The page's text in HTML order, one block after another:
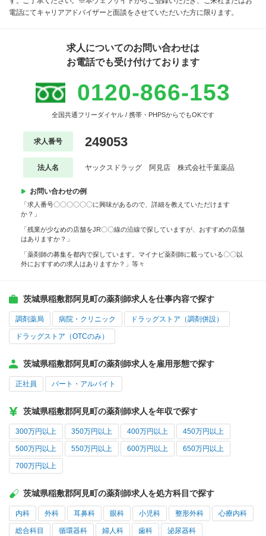
電話にてキャリアアドバイザーと面談をさせていただいた方に限ります。
求人についてのお問い合わせは
お電話でも受け付けております
0120-866-153
全国共通フリーダイヤル / 携帯・PHPSからでもOKです
求人番号 249053
法人名 ヤックスドラッグ 阿見店 株式会社千葉薬品
お問い合わせの例
「求人番号〇〇〇〇〇〇に興味があるので、詳細を教えていただけます
か？」
「残業が少なめの店舗をJR〇〇線の沿線で探していますが、おすすめの店舗
はありますか？」
「薬剤師の募集を都内で探しています。マイナビ薬剤師に載っている〇〇以
外におすすめの求人はありますか？」等々
茨城県稲敷郡阿見町の薬剤師求人を仕事内容で探す
調剤薬局 病院・クリニック ドラッグストア（調剤併設）
ドラッグストア（OTCのみ）
茨城県稲敷郡阿見町の薬剤師求人を雇用形態で探す
正社員 パート・アルバイト
茨城県稲敷郡阿見町の薬剤師求人を年収で探す
300万円以上 350万円以上 400万円以上 450万円以上
500万円以上 550万円以上 600万円以上 650万円以上
700万円以上
茨城県稲敷郡阿見町の薬剤師求人を処方科目で探す
内科 外科 耳鼻科 眼科 小児科 整形外科 心療内科
総合科目 循環器科 婦人科 歯科 泌尿器科